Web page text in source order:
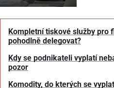
Kompletní tiskové služby pro
pohodlně delegovat?
Kdy se podnikateli vyplatí
pozor
Komodity, do kterých se